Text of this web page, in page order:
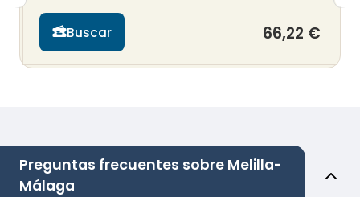
Buscar 66,22 €
Preguntas frecuentes sobre Melilla-
Málaga